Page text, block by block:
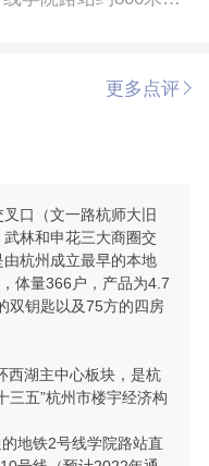
更多点评
口（文一路杭师大旧
林和申花三大商圈交
杭州成立最早的本地
体量366户，产品为4.7
双钥匙以及75方的四房
西湖主中心板块，是杭
三五”杭州市楼宇经济构
地铁2号线学院路站直